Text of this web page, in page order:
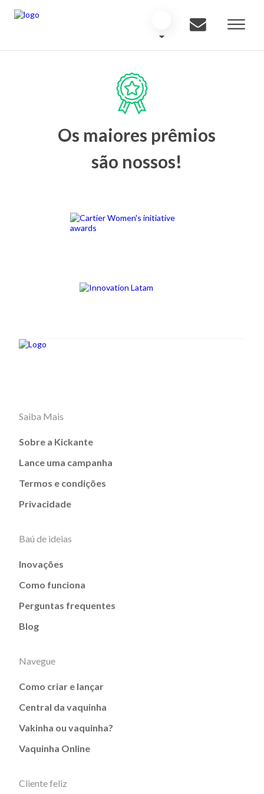
Os maiores prêmios
são nossos!
Saiba Mais
Sobre a Kickante
Lance uma campanha
Termos e condições
Privacidade
Baú de ideias
Inovações
Como funciona
Perguntas frequentes
Blog
Navegue
Como criar e lançar
Central da vaquinha
Vakinha ou vaquinha?
Vaquinha Online
Cliente feliz